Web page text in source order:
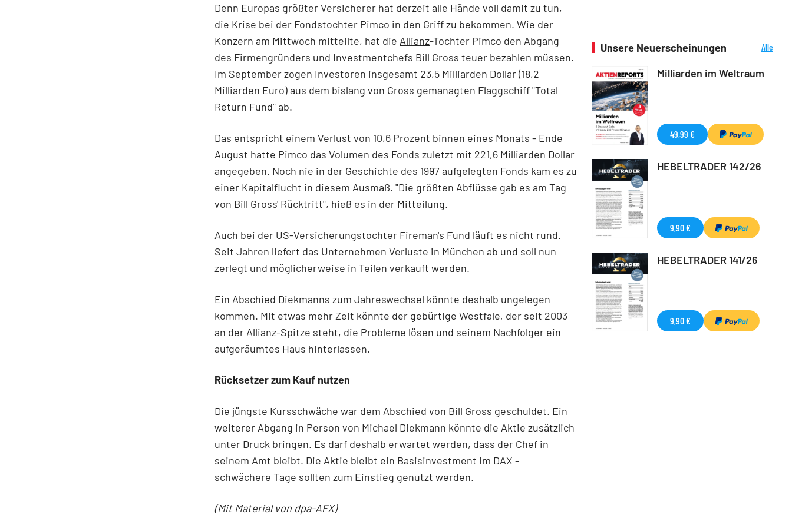
Denn Europas größter Versicherer hat derzeit alle Hände voll damit zu tun,
die Krise bei der Fondstochter Pimco in den Griff zu bekommen. Wie der
Konzern am Mittwoch mitteilte, hat die Allianz-Tochter Pimco den Abgang
des Firmengründers und Investmentchefs Bill Gross teuer bezahlen müssen.
Im September zogen Investoren insgesamt 23,5 Milliarden Dollar (18,2
Milliarden Euro) aus dem bislang von Gross gemanagten Flaggschiff "Total
Return Fund" ab.
Das entspricht einem Verlust von 10,6 Prozent binnen eines Monats - Ende
August hatte Pimco das Volumen des Fonds zuletzt mit 221,6 Milliarden Dollar
angegeben. Noch nie in der Geschichte des 1997 aufgelegten Fonds kam es zu
einer Kapitalflucht in diesem Ausmaß. "Die größten Abflüsse gab es am Tag
von Bill Gross' Rücktritt", hieß es in der Mitteilung.
Auch bei der US-Versicherungstochter Fireman's Fund läuft es nicht rund.
Seit Jahren liefert das Unternehmen Verluste in München ab und soll nun
zerlegt und möglicherweise in Teilen verkauft werden.
Ein Abschied Diekmanns zum Jahreswechsel könnte deshalb ungelegen
kommen. Mit etwas mehr Zeit könnte der gebürtige Westfale, der seit 2003
an der Allianz-Spitze steht, die Probleme lösen und seinem Nachfolger ein
aufgeräumtes Haus hinterlassen.
Rücksetzer zum Kauf nutzen
Die jüngste Kursschwäche war dem Abschied von Bill Gross geschuldet. Ein
weiterer Abgang in Person von Michael Diekmann könnte die Aktie zusätzlich
unter Druck bringen. Es darf deshalb erwartet werden, dass der Chef in
seinem Amt bleibt. Die Aktie bleibt ein Basisinvestment im DAX -
schwächere Tage sollten zum Einstieg genutzt werden.
(Mit Material von dpa-AFX)
Unsere Neuerscheinungen
Alle
Milliarden im Weltraum
49,99 €
HEBELTRADER 142/26
9,90 €
HEBELTRADER 141/26
9,90 €